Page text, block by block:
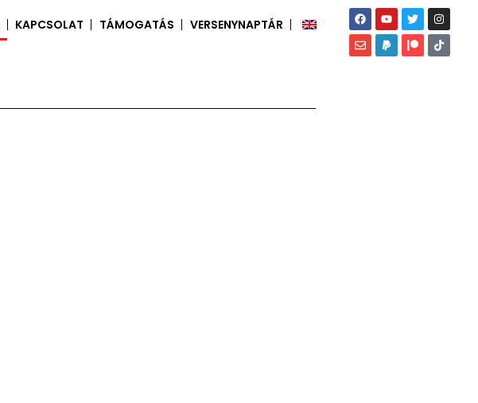
KAPCSOLAT TÁMOGATÁS VERSENYNAPTÁR